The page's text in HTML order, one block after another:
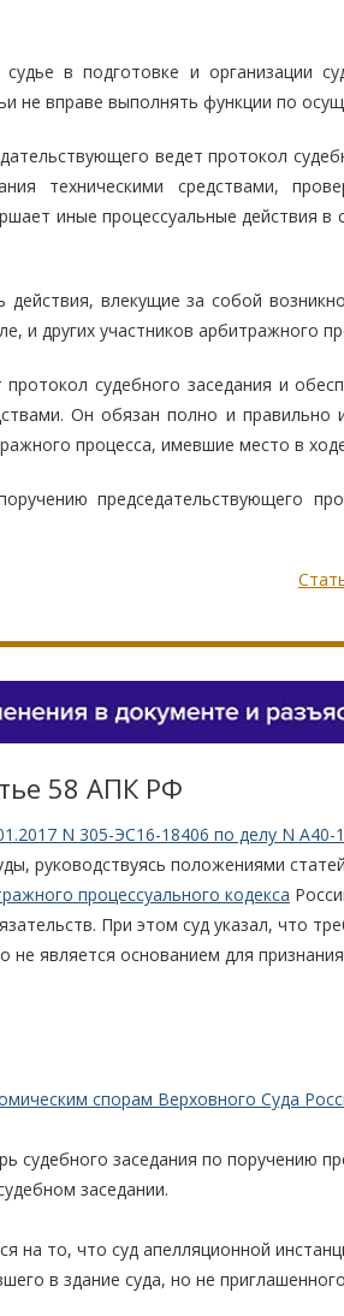
в подготовке и организации
не вправе выполнять функции по
ведет протокол
техническими средствами,
иные процессуальные действия
влекущие за собой
и других участников арбитражного
протокол судебного заседания и
Он обязан полно и
процесса, имевшие место в
председательствующего
58 АПК РФ
N 305-ЭС16-18406 по делу N А40-
руководствуясь положениями
процессуального кодекса
При этом суд указал, что
является основанием для
спорам Верховного Суда
судебного заседания по поручению
заседании.
на то, что суд апелляционной
в здание суда, но не